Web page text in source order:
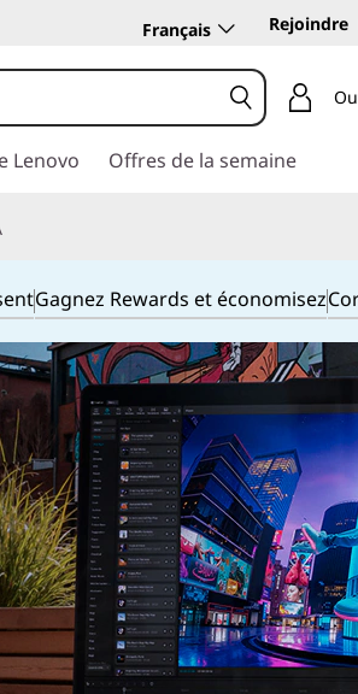
Français Rejoindre
Lenovo Offres de la semaine
Gagnez Rewards et économisez